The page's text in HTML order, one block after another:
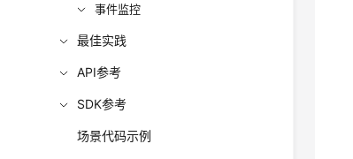
事件监控
最佳实践
API参考
SDK参考
场景代码示例